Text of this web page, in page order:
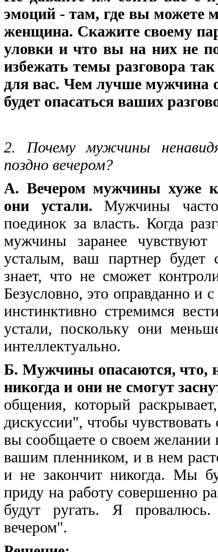
эмоций - там, где вы можете
женщина. Скажите своему
уловки и что вы на них не
избежать темы разговора
для вас. Чем лучше мужчина
будет опасаться ваших
2. Почему мужчины
поздно вечером?
А. Вечером мужчины хуже
они устали. Мужчины
поединок за власть. Когда
мужчины заранее
усталым, ваш партнер будет
знает, что не сможет
Безусловно, это оправданно
инстинктивно стремимся
устали, поскольку они
интеллектуально.
Б. Мужчины опасаются, что,
никогда и они не смогут
общения, который
дискуссии", чтобы
вы сообщаете о своем желании
вашим пленником, и в нем
и не закончит никогда. Мы
приду на работу совершенно
будут ругать. Я
вечером".